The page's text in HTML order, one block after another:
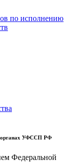
по исполнению
органах УФССП РФ
Федеральной